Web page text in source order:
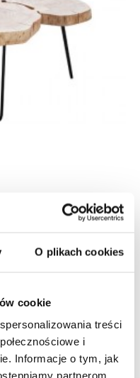
O plikach cookies
cookie
treści
i
Informacje o tym, jak
partnerom